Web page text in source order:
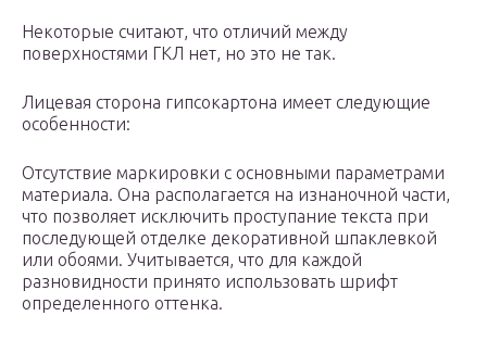
Некоторые считают, что отличий между
поверхностями ГКЛ нет, но это не так.
Лицевая сторона гипсокартона имеет следующие
особенности:
Отсутствие маркировки с основными параметрами
материала. Она располагается на изнаночной части,
что позволяет исключить проступание текста при
последующей отделке декоративной шпаклевкой
или обоями. Учитывается, что для каждой
разновидности принято использовать шрифт
определенного оттенка.